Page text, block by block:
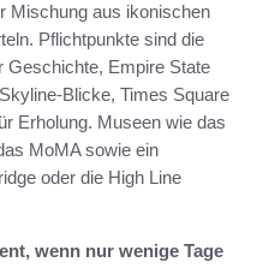
Mischung aus ikonischen
Pflichtpunkte sind die
Geschichte, Empire State
Blicke, Times Square
Erholung. Museen wie das
MoMA sowie ein
oder die High Line
wenn nur wenige Tage